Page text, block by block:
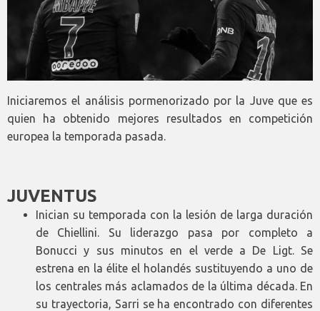
Iniciaremos el análisis pormenorizado por la Juve que es
quien ha obtenido mejores resultados en competición
europea la temporada pasada.
JUVENTUS
Inician su temporada con la lesión de larga duración
de Chiellini. Su liderazgo pasa por completo a
Bonucci y sus minutos en el verde a De Ligt. Se
estrena en la élite el holandés sustituyendo a uno de
los centrales más aclamados de la última década. En
su trayectoria, Sarri se ha encontrado con diferentes